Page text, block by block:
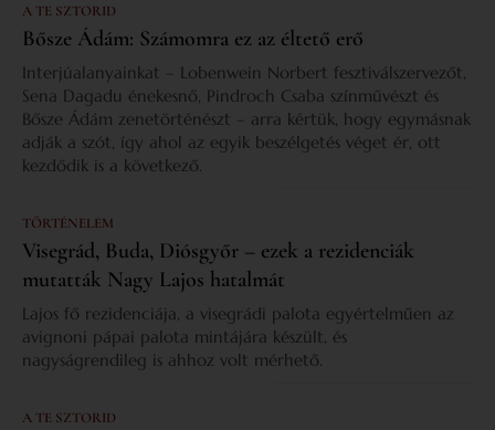
A TE SZTORID
Bősze Ádám: Számomra ez az éltető erő
Interjúalanyainkat – Lobenwein Norbert fesztiválszervezőt,
Sena Dagadu énekesnő, Pindroch Csaba színművészt és
Bősze Ádám zenetörténészt – arra kértük, hogy egymásnak
adják a szót, így ahol az egyik beszélgetés véget ér, ott
kezdődik is a következő.
TÖRTÉNELEM
Visegrád, Buda, Diósgyőr – ezek a rezidenciák
mutatták Nagy Lajos hatalmát
Lajos fő rezidenciája, a visegrádi palota egyértelműen az
avignoni pápai palota mintájára készült, és
nagyságrendileg is ahhoz volt mérhető.
A TE SZTORID